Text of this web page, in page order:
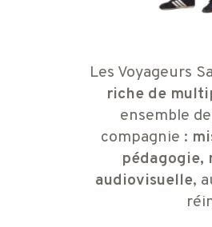
Les Voyageurs
riche de
ensemble
compagnie :
audiovisuelle,